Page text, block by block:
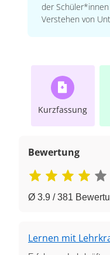
der
Verstehen von
Kurzfassung
Bewertung
Ø 3.9 / 381
Lernen mit